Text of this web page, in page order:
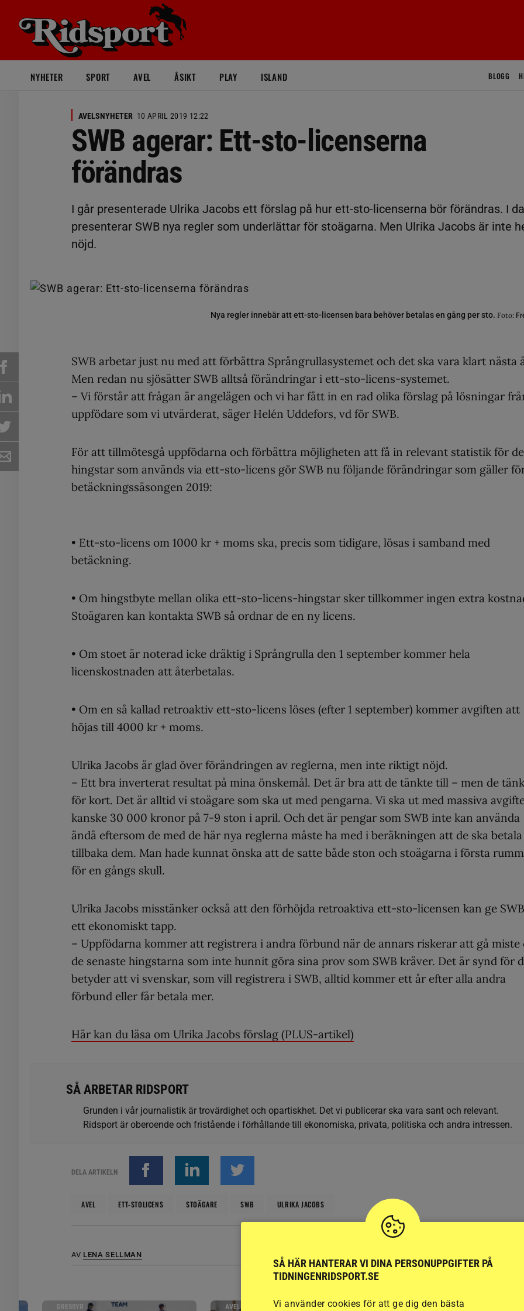
NYHETER SPORT AVEL ÅSIKT PLAY ISLAND BLOGG
AVELSNYHETER 10 APRIL 2019 12:22
SWB agerar: Ett-sto-licenserna
förändras
I går presenterade Ulrika Jacobs ett förslag på hur ett-sto-licenserna bör förändras. I
presenterar SWB nya regler som underlättar för stoägarna. Men Ulrika Jacobs är inte
nöjd.
Nya regler innebär att ett-sto-licensen bara behöver betalas en gång per sto. Foto:
SWB arbetar just nu med att förbättra Språngrullasystemet och det ska vara klart nästa
Men redan nu sjösätter SWB alltså förändringar i ett-sto-licens-systemet.
– Vi förstår att frågan är angelägen och vi har fått in en rad olika förslag på lösningar
uppfödare som vi utvärderat, säger Helén Uddefors, vd för SWB.
För att tillmötesgå uppfödarna och förbättra möjligheten att få in relevant statistik för de
hingstar som används via ett-sto-licens gör SWB nu följande förändringar som gäller
betäckningssäsongen 2019:
• Ett-sto-licens om 1000 kr + moms ska, precis som tidigare, lösas i samband med
betäckning.
• Om hingstbyte mellan olika ett-sto-licens-hingstar sker tillkommer ingen extra
Stoägaren kan kontakta SWB så ordnar de en ny licens.
• Om stoet är noterad icke dräktig i Språngrulla den 1 september kommer hela
licenskostnaden att återbetalas.
• Om en så kallad retroaktiv ett-sto-licens löses (efter 1 september) kommer avgiften att
höjas till 4000 kr + moms.
Ulrika Jacobs är glad över förändringen av reglerna, men inte riktigt nöjd.
– Ett bra inverterat resultat på mina önskemål. Det är bra att de tänkte till – men de
för kort. Det är alltid vi stoägare som ska ut med pengarna. Vi ska ut med massiva
kanske 30 000 kronor på 7-9 ston i april. Och det är pengar som SWB inte kan använda
ändå eftersom de med de här nya reglerna måste ha med i beräkningen att de ska betala
tillbaka dem. Man hade kunnat önska att de satte både ston och stoägarna i första
för en gångs skull.
Ulrika Jacobs misstänker också att den förhöjda retroaktiva ett-sto-licensen kan ge SWB
ett ekonomiskt tapp.
– Uppfödarna kommer att registrera i andra förbund när de annars riskerar att gå miste
de senaste hingstarna som inte hunnit göra sina prov som SWB kräver. Det är synd för
betyder att vi svenskar, som vill registrera i SWB, alltid kommer ett år efter alla andra
förbund eller får betala mer.
Här kan du läsa om Ulrika Jacobs förslag (PLUS-artikel)
SÅ ARBETAR RIDSPORT
Grunden i vår journalistik är trovärdighet och opartiskhet. Det vi publicerar ska vara sant och relevant.
Ridsport är oberoende och fristående i förhållande till ekonomiska, privata, politiska och andra intressen.
DELA ARTIKELN
AVEL ETT-STOLICENS STOÄGARE SWB ULRIKA JACOBS
AV LENA SELLMAN
DRESSYR AVELSNYHETER AVELSNYHETER
SÅ HÄR HANTERAR VI DINA PERSONUPPGIFTER PÅ
TIDNINGENRIDSPORT.SE
Vi använder cookies för att ge dig den bästa